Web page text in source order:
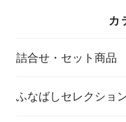
カ
詰合せ・セット商品
ふなばしセレクショ